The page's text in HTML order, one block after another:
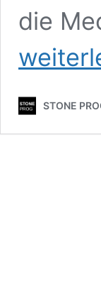
die
STONE